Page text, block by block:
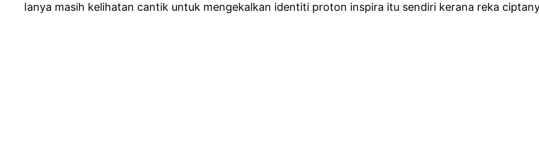
Ianya masih kelihatan cantik untuk mengekalkan identiti proton inspira itu sendiri kerana reka